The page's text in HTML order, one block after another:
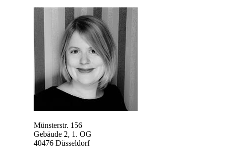
Münsterstr. 156
Gebäude 2, 1. OG
40476 Düsseldorf